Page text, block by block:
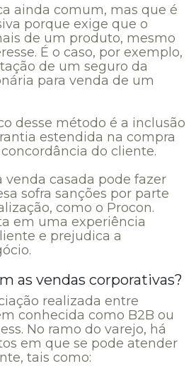
ainda comum, mas que é
porque exige que o
de um produto, mesmo
É o caso, por exemplo,
de um seguro da
para venda de um
desse método é a inclusão
estendida na compra
do cliente.
venda casada pode fazer
sofra sanções por parte
como o Procon.
em uma experiência
e prejudica a
as vendas corporativas?
realizada entre
conhecida como B2B ou
No ramo do varejo, há
em que se pode atender
tais como: